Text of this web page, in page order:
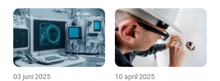
03 juni 2025 10 april 2025